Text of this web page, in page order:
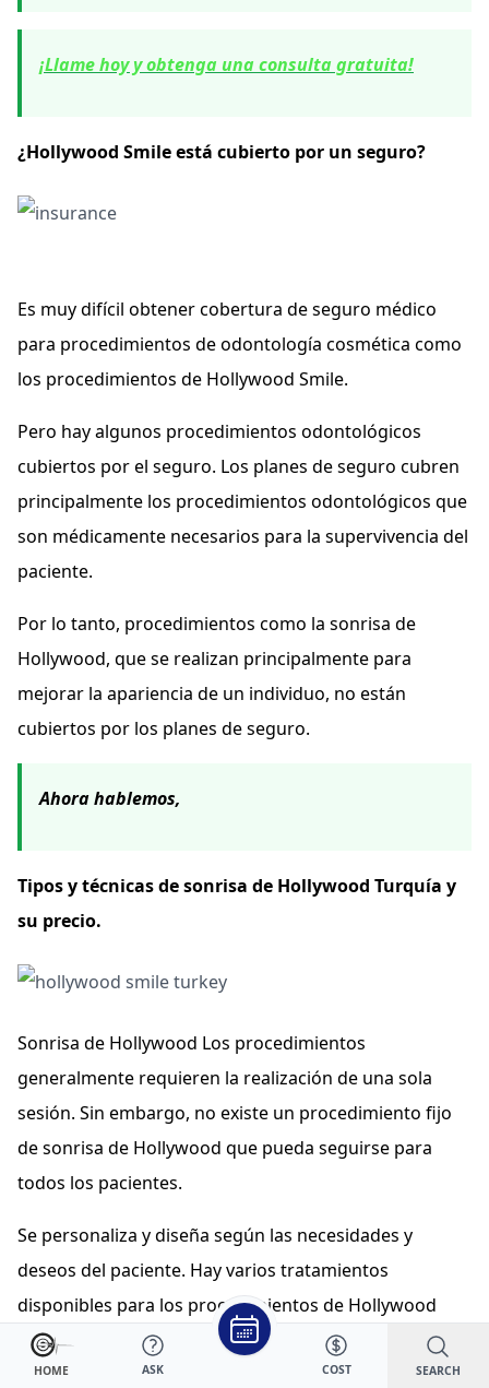
¡Llame hoy y obtenga una consulta gratuita!
¿Hollywood Smile está cubierto por un seguro?
Es muy difícil obtener cobertura de seguro médico
para procedimientos de odontología cosmética como
los procedimientos de Hollywood Smile.
Pero hay algunos procedimientos odontológicos
cubiertos por el seguro. Los planes de seguro cubren
principalmente los procedimientos odontológicos que
son médicamente necesarios para la supervivencia del
paciente.
Por lo tanto, procedimientos como la sonrisa de
Hollywood, que se realizan principalmente para
mejorar la apariencia de un individuo, no están
cubiertos por los planes de seguro.
Ahora hablemos,
Tipos y técnicas de sonrisa de Hollywood Turquía y
su precio.
Sonrisa de Hollywood Los procedimientos
generalmente requieren la realización de una sola
sesión. Sin embargo, no existe un procedimiento fijo
de sonrisa de Hollywood que pueda seguirse para
todos los pacientes.
Se personaliza y diseña según las necesidades y
deseos del paciente. Hay varios tratamientos
disponibles para los procedimientos de Hollywood
Smile como
Blanqueamiento dental
, Implantes
Dentales, Coronas o tratamientos de Ortodoncia.
HOME ASK COST SEARCH